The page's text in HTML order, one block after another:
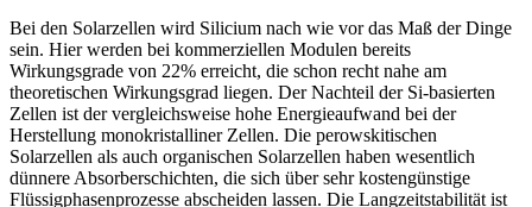
Bei den Solarzellen wird Silicium nach wie vor das Maß der Dinge
sein. Hier werden bei kommerziellen Modulen bereits
Wirkungsgrade von 22% erreicht, die schon recht nahe am
theoretischen Wirkungsgrad liegen. Der Nachteil der Si-basierten
Zellen ist der vergleichsweise hohe Energieaufwand bei der
Herstellung monokristalliner Zellen. Die perowskitischen
Solarzellen als auch organischen Solarzellen haben wesentlich
dünnere Absorberschichten, die sich über sehr kostengünstige
Flüssigphasenprozesse abscheiden lassen. Die Langzeitstabilität ist